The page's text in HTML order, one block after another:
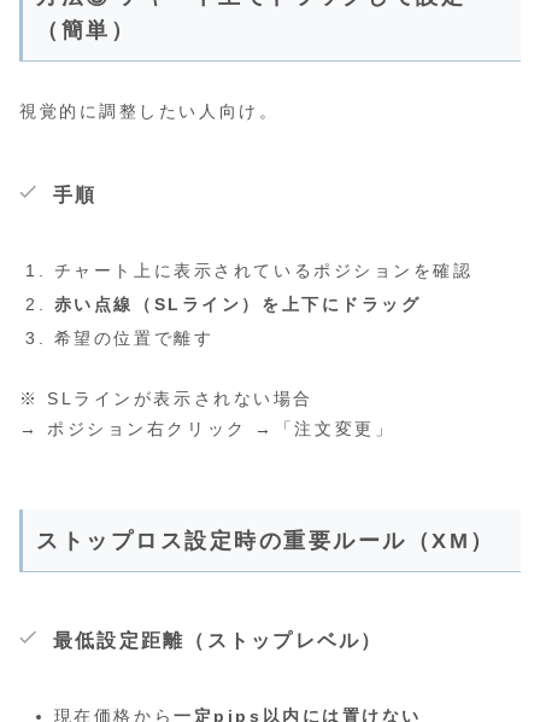
（簡単）
視覚的に調整したい人向け。
手順
チャート上に表示されているポジションを確認
赤い点線（SLライン）を上下にドラッグ
希望の位置で離す
※ SLラインが表示されない場合
→ ポジション右クリック →「注文変更」
ストップロス設定時の重要ルール（XM）
最低設定距離（ストップレベル）
現在価格から一定pips以内には置けない